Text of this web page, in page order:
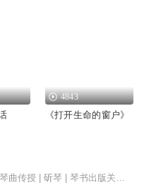
4843
《打开生命的窗户》